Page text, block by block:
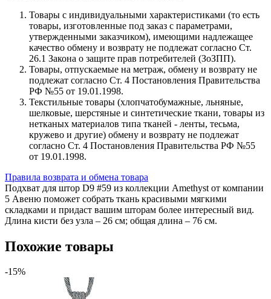
Товары с индивидуальными характеристиками (то есть
товары, изготовленные под заказ с параметрами,
утвержденными заказчиком), имеющими надлежащее
качество обмену и возврату не подлежат согласно Ст.
26.1 Закона о защите прав потребителей (ЗоЗПП).
Товары, отпускаемые на метраж, обмену и возврату не
подлежат согласно Ст. 4 Постановления Правительства
РФ №55 от 19.01.1998.
Текстильные товары (хлопчатобумажные, льняные,
шелковые, шерстяные и синтетические ткани, товары из
нетканых материалов типа тканей - ленты, тесьма,
кружево и другие) обмену и возврату не подлежат
согласно Ст. 4 Постановления Правительства РФ №55
от 19.01.1998.
Правила возврата и обмена товара
Подхват для штор D9 #59 из коллекции Amethyst от компании
5 Авеню поможет собрать ткань красивыми мягкими
складками и придаст вашим шторам более интересный вид.
Длина кисти без узла – 26 см; общая длина – 76 см.
Похожие товары
-15%